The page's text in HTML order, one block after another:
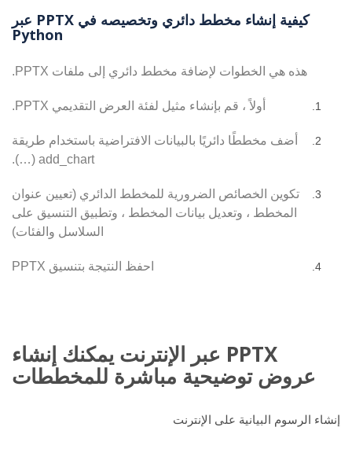
كيفية إنشاء مخطط دائري وتخصيصه في PPTX عبر
Python
هذه هي الخطوات لإضافة مخطط دائري إلى ملفات PPTX.
أولاً ، قم بإنشاء مثيل لفئة العرض التقديمي PPTX.
أضف مخططًا دائريًا بالبيانات الافتراضية باستخدام طريقة
add_chart (…).
تكوين الخصائص الضرورية للمخطط الدائري (تعيين عنوان
المخطط ، وتعديل بيانات المخطط ، وتطبيق التنسيق على
السلاسل والفئات)
احفظ النتيجة بتنسيق PPTX
PPTX عبر الإنترنت يمكنك إنشاء
عروض توضيحية مباشرة للمخططات
إنشاء الرسوم البيانية على الإنترنت